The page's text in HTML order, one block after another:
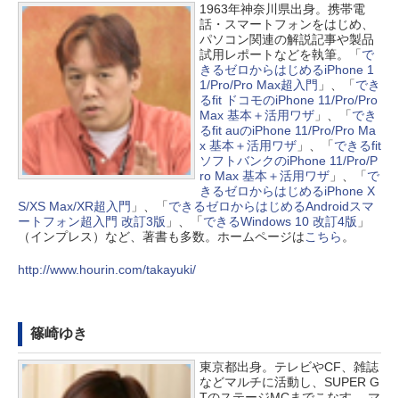
1963年神奈川県出身。携帯電
話・スマートフォンをはじめ、
パソコン関連の解説記事や製品
試用レポートなどを執筆。「で
きるゼロからはじめるiPhone 1
1/Pro/Pro Max超入門 」、「でき
るfit ドコモのiPhone 11/Pro/Pro
Max 基本＋活用ワザ」、「でき
るfit auのiPhone 11/Pro/Pro Ma
x 基本＋活用ワザ」、「できるfit
ソフトバンクのiPhone 11/Pro/P
ro Max 基本＋活用ワザ」、「で
きるゼロからはじめるiPhone X
S/XS Max/XR超入門 」、「できるゼロからはじめるAndroidスマ
ートフォン超入門 改訂3版 」、「できるWindows 10 改訂4版 」
（インプレス）など、著書も多数。ホームページはこちら 。
http://www.hourin.com/takayuki/
篠崎ゆき
東京都出身。テレビやCF、雑誌
などマルチに活動し、SUPER G